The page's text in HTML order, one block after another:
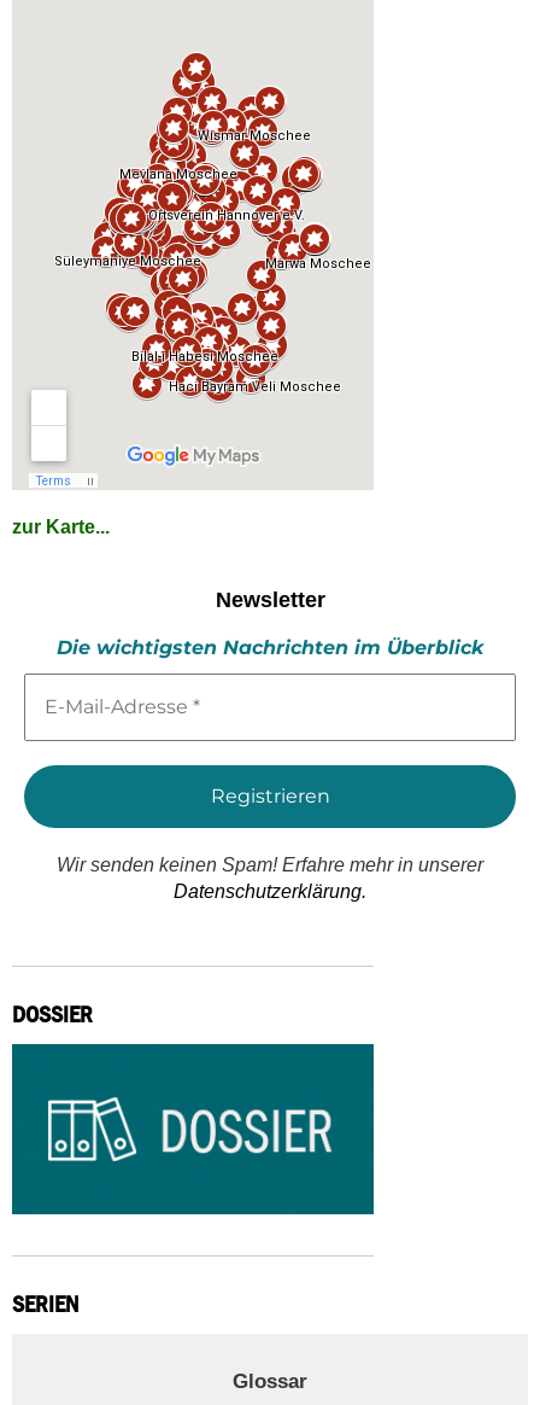
zur Karte...
Newsletter
Die wichtigsten Nachrichten im Überblick
Mail-
*
Wir senden keinen Spam! Erfahre mehr in unserer
Datenschutzerklärung.
DOSSIER
SERIEN
Glossar